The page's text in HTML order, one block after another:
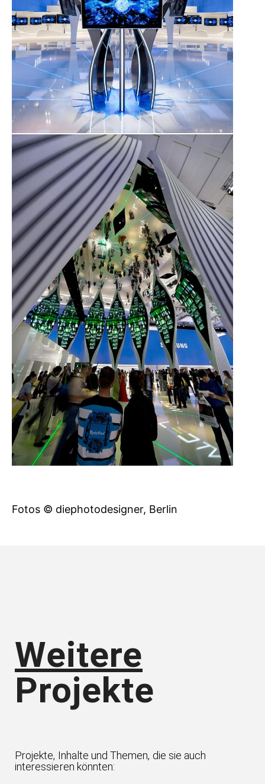
Fotos © diephotodesigner, Berlin
Weitere
Projekte
Projekte, Inhalte und Themen, die sie auch
interessieren könnten: